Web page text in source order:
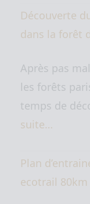
Découverte
dans la forêt
Après pas
les forêts
temps de
suite…
Plan
ecotrail 80km